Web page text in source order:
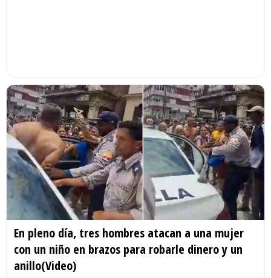
En pleno día, tres hombres atacan a una mujer
con un niño en brazos para robarle dinero y un
anillo(Video)